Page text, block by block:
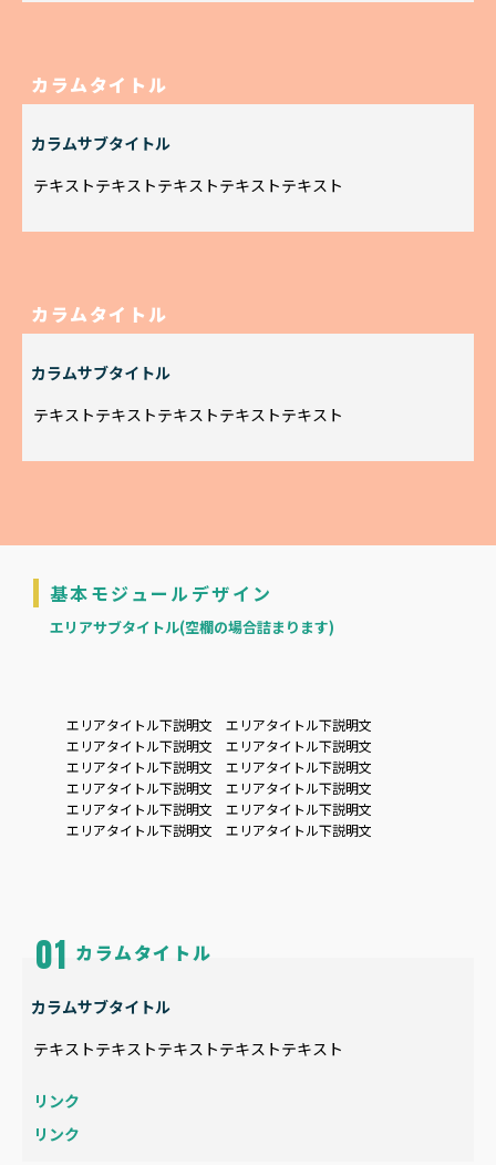
カラムタイトル
カラムサブタイトル
テキストテキストテキストテキストテキスト
カラムタイトル
カラムサブタイトル
テキストテキストテキストテキストテキスト
基本モジュールデザイン
エリアサブタイトル(空欄の場合詰まります)
エリアタイトル下説明文 エリアタイトル下説明文
エリアタイトル下説明文 エリアタイトル下説明文
エリアタイトル下説明文 エリアタイトル下説明文
エリアタイトル下説明文 エリアタイトル下説明文
エリアタイトル下説明文 エリアタイトル下説明文
エリアタイトル下説明文 エリアタイトル下説明文
カラムタイトル
カラムサブタイトル
テキストテキストテキストテキストテキスト
リンク
リンク